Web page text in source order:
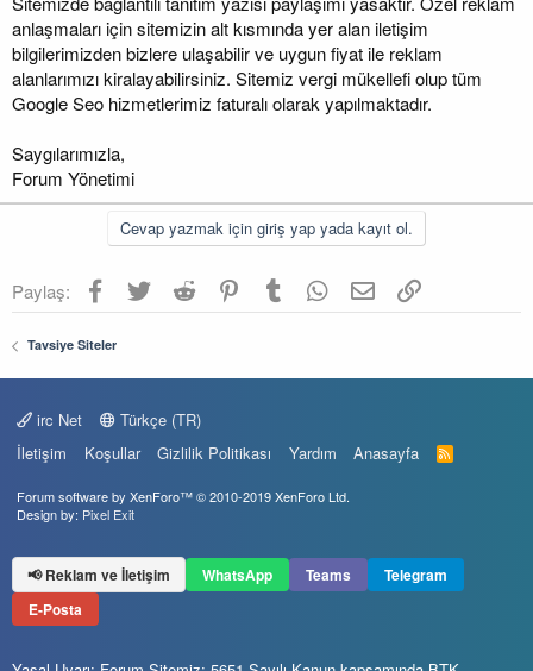
t
a
n
r
i
h
i
anlaşmaları için sitemizin alt kısmında yer alan iletişim
bilgilerimizden bizlere ulaşabilir ve uygun fiyat ile reklam
alanlarımızı kiralayabilirsiniz. Sitemiz vergi mükellefi olup tüm
Google Seo hizmetlerimiz faturalı olarak yapılmaktadır.
Saygılarımızla,
Forum Yönetimi
Cevap yazmak için giriş yap yada kayıt ol.
Paylaş: Facebook
TwitterReddit PinterestTumblr WhatsApp
E-postaLink
Tavsiye Siteler
irc Net
Türkçe (TR)
İletişim
Koşullar Gizlilik Politikası Yardım Anasayfa
R
S
Forum software by XenForo™© 2010-2019 XenForo Ltd.
Design by: Pixel Exit
📢 Reklam ve İletişim WhatsApp Teams
Telegram
E-Posta